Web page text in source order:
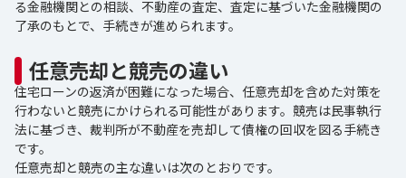
る金融機関との相談、不動産の査定、査定に基づいた金融機関の
了承のもとで、手続きが進められます。
任意売却と競売の違い
住宅ローンの返済が困難になった場合、任意売却を含めた対策を
行わないと競売にかけられる可能性があります。競売は民事執行
法に基づき、裁判所が不動産を売却して債権の回収を図る手続き
です。
任意売却と競売の主な違いは次のとおりです。